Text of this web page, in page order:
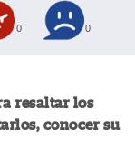
0 0
resaltar los
conocer su